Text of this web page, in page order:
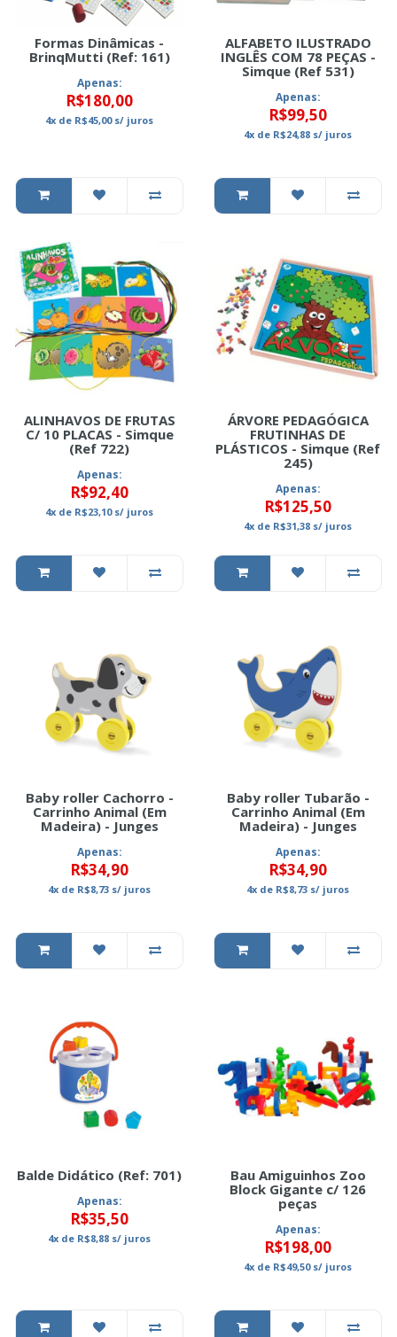
Formas Dinâmicas -
BrinqMutti (Ref: 161)
Apenas:
R$180,00
4x de R$45,00s/ juros
ALFABETO ILUSTRADO
INGLÊS COM 78 PEÇAS -
Simque (Ref 531)
Apenas:
R$99,50
4x de R$24,88 s/ juros
ALINHAVOS DE FRUTAS
C/ 10 PLACAS - Simque
(Ref 722)
Apenas:
R$92,40
4x de R$23,10s/ juros
ÁRVORE PEDAGÓGICA
FRUTINHAS DE
PLÁSTICOS - Simque (Ref
245)
Apenas:
R$125,50
4x de R$31,38 s/ juros
Baby roller Cachorro -
Carrinho Animal (Em
Madeira) - Junges
Apenas:
R$34,90
4x de R$8,73 s/ juros
Baby roller Tubarão -
Carrinho Animal (Em
Madeira) - Junges
Apenas:
R$34,90
4x de R$8,73 s/ juros
Balde Didático (Ref: 701)
Apenas:
R$35,50
4x de R$8,88 s/ juros
Bau Amiguinhos Zoo
Block Gigante c/ 126
peças
Apenas:
R$198,00
4x de R$49,50s/ juros